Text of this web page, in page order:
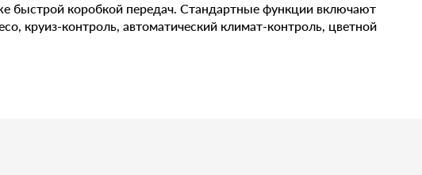
быстрой коробкой передач. Стандартные функции включают
круиз-контроль, автоматический климат-контроль, цветной